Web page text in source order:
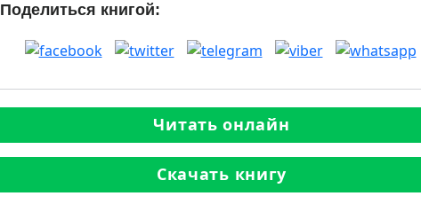
Поделиться книгой:
Читать онлайн
Скачать книгу